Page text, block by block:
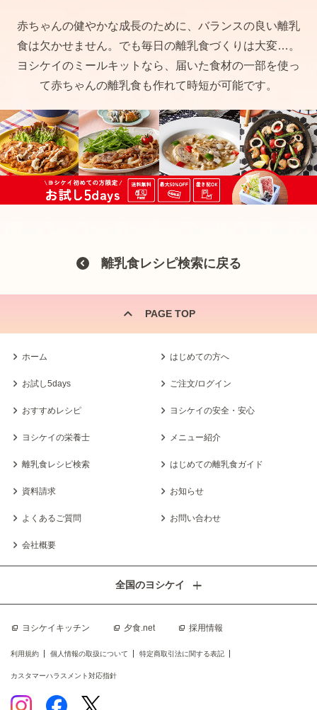
赤ちゃんの健やかな成長のために、バランスの良い離乳
食は欠かせません。でも毎日の離乳食づくりは大変…。
ヨシケイのミールキットなら、届いた食材の一部を使っ
て赤ちゃんの離乳食も作れて時短が可能です。
離乳食レシピ検索に戻る
PAGE TOP
ホーム はじめての方へ
お試し5days ご注文/ログイン
おすすめレシピ ヨシケイの安全・安心
ヨシケイの栄養士 メニュー紹介
離乳食レシピ検索 はじめての離乳食ガイド
資料請求 お知らせ
よくあるご質問 お問い合わせ
会社概要
ヨシケイキッチン 夕食.net 採用情報
全国のヨシケイ
利用規約 個人情報の取扱について 特定商取引法に関する表記
カスタマーハラスメント対応指針